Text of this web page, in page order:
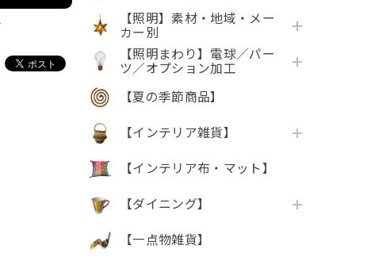
【照明】素材・地域・メー
カー別
【照明まわり】電球／パー
ツ／オプション加工
【夏の季節商品】
【インテリア雑貨】
【インテリア布・マット】
【ダイニング】
【一点物雑貨】